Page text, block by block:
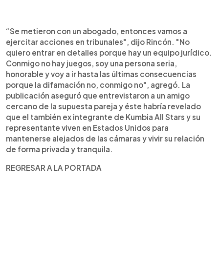
“Se metieron con un abogado, entonces vamos a
ejercitar acciones en tribunales", dijo Rincón. "No
quiero entrar en detalles porque hay un equipo jurídico.
Conmigo no hay juegos, soy una persona seria,
honorable y voy a ir hasta las últimas consecuencias
porque la difamación no, conmigo no", agregó. La
publicación aseguró que entrevistaron a un amigo
cercano de la supuesta pareja y éste habría revelado
que el también ex integrante de Kumbia All Stars y su
representante viven en Estados Unidos para
mantenerse alejados de las cámaras y vivir su relación
de forma privada y tranquila.
REGRESAR A LA PORTADA